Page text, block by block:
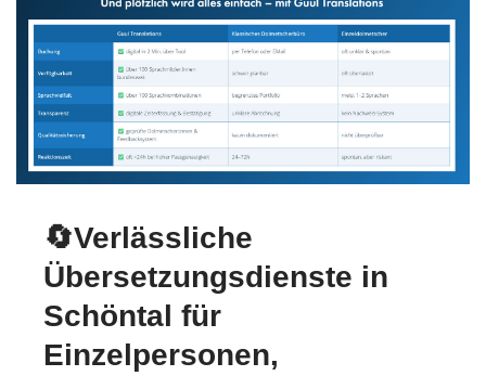
🔄Verlässliche
Übersetzungsdienste in
Schöntal für
Einzelpersonen,